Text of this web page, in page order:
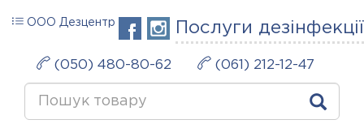
Послуги дезінфекції
ООО Дезцентр
(050) 480-80-62 (061) 212-12-47